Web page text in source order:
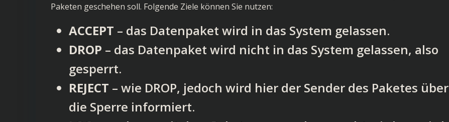
Paketen geschehen soll. Folgende Ziele können Sie nutzen:
ACCEPT – das Datenpaket wird in das System gelassen.
DROP – das Datenpaket wird nicht in das System gelassen, also
gesperrt.
REJECT – wie DROP, jedoch wird hier der Sender des Paketes über
die Sperre informiert.